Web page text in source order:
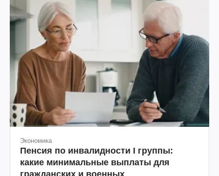
Экономика
Пенсия по инвалидности I группы:
какие минимальные выплаты для